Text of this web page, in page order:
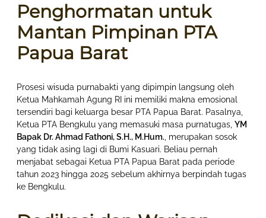
Penghormatan untuk
Mantan Pimpinan PTA
Papua Barat
Prosesi wisuda purnabakti yang dipimpin langsung oleh
Ketua Mahkamah Agung RI ini memiliki makna emosional
tersendiri bagi keluarga besar PTA Papua Barat. Pasalnya,
Ketua PTA Bengkulu yang memasuki masa purnatugas, YM
Bapak Dr. Ahmad Fathoni, S.H., M.Hum. , merupakan sosok
yang tidak asing lagi di Bumi Kasuari. Beliau pernah
menjabat sebagai Ketua PTA Papua Barat pada periode
tahun 2023 hingga 2025 sebelum akhirnya berpindah tugas
ke Bengkulu.